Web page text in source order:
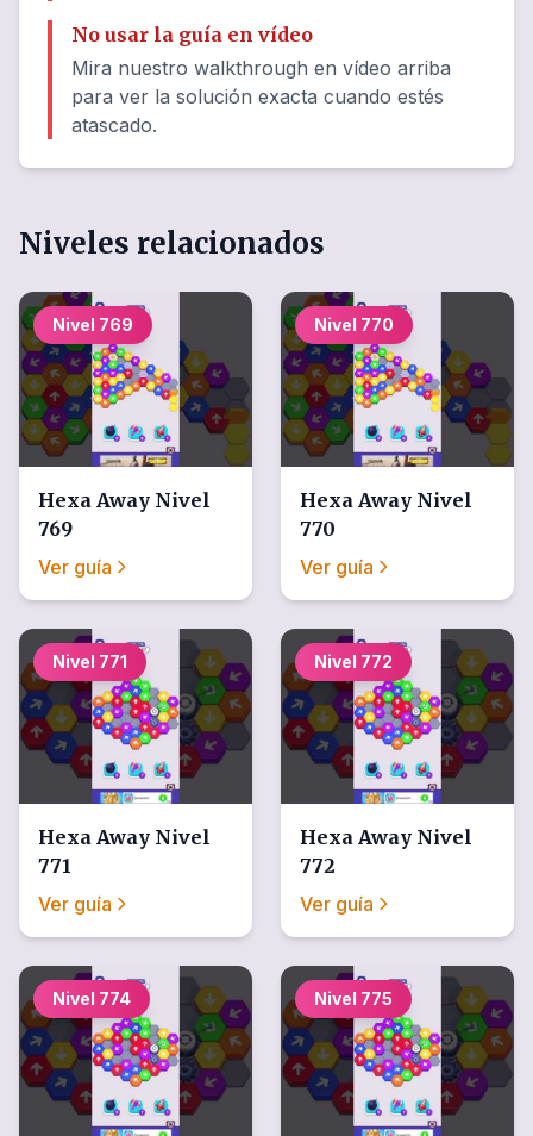
No usar la guía en vídeo
Mira nuestro walkthrough en vídeo arriba
para ver la solución exacta cuando estés
atascado.
Niveles relacionados
Nivel 769
Hexa Away Nivel
769
Ver guía
Nivel 770
Hexa Away Nivel
770
Ver guía
Nivel 771
Hexa Away Nivel
771
Ver guía
Nivel 772
Hexa Away Nivel
772
Ver guía
Nivel 774 Nivel 775